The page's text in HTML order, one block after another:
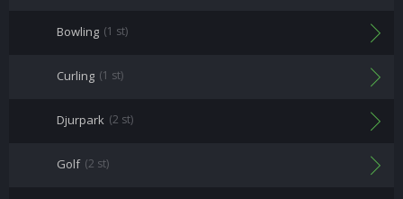
Bowling (1 st)
Curling (1 st)
Djurpark (2 st)
Golf (2 st)